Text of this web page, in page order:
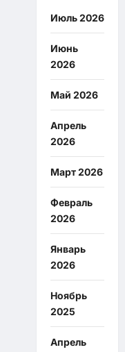
Июль 2026
Июнь
2026
Май 2026
Апрель
2026
Март 2026
Февраль
2026
Январь
2026
Ноябрь
2025
Апрель